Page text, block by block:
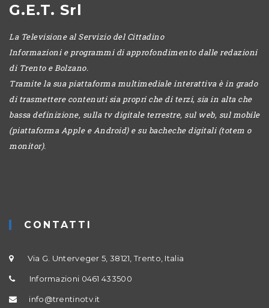
G.E.T. Srl
La Televisione al Servizio del Cittadino
Informazioni e programmi di approfondimento dalle redazioni
di Trento e Bolzano.
Tramite la sua piattaforma multimediale interattiva è in grado
di trasmettere contenuti sia propri che di terzi, sia in alta che
bassa definizione, sulla tv digitale terrestre, sul web, sul mobile
(piattaforma Apple e Android) e su bacheche digitali (totem o
monitor).
CONTATTI
Via G. Unterveger 5, 38121, Trento, Italia
Informazioni 0461 433500
info@trentinotv.it